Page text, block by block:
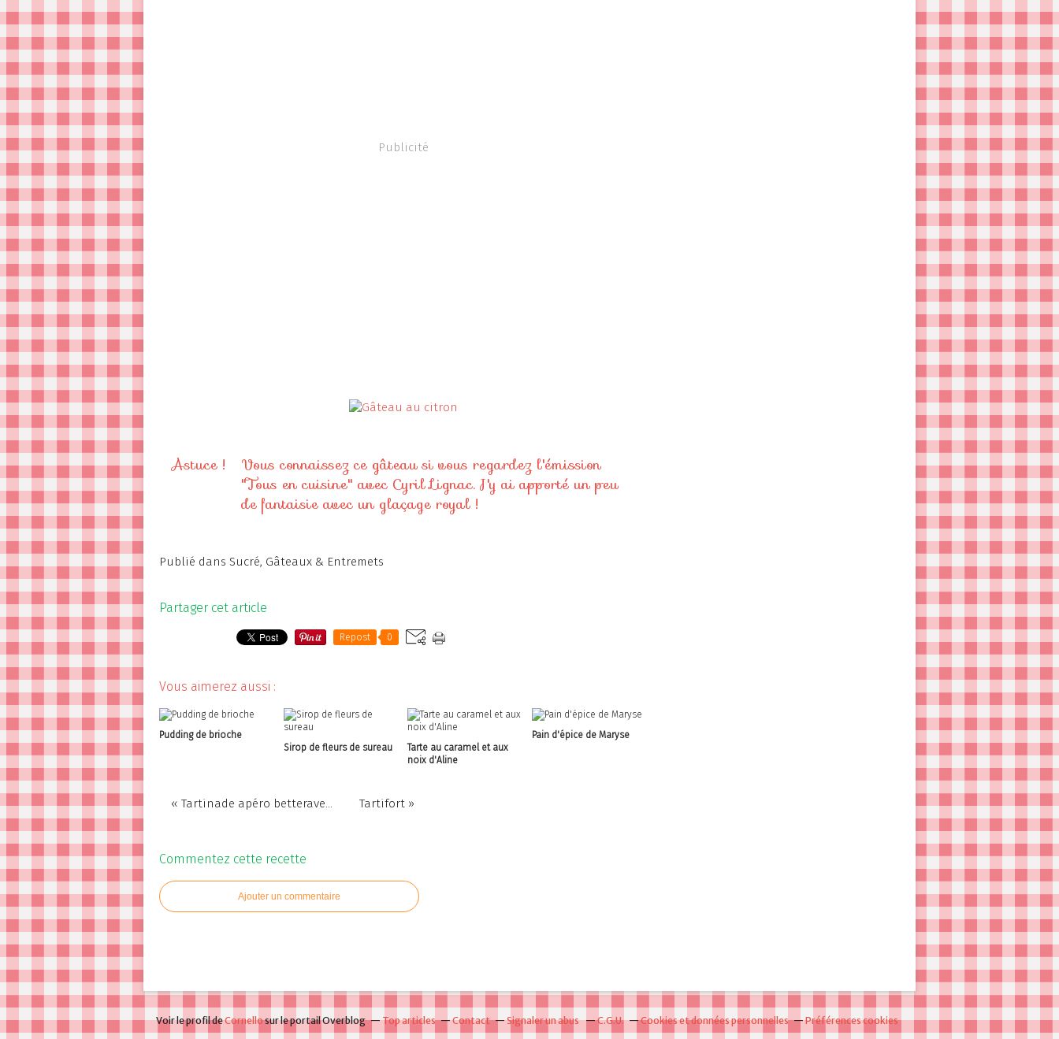
Publicité
Astuce !
Vous connaissez ce gâteau si vous regardez l'émission
"Tous en cuisine" avec Cyril Lignac. J'y ai apporté un peu
de fantaisie avec un glaçage royal !
Publié dans Sucré, Gâteaux & Entremets
Partager cet article
Repost 0
Vous aimerez aussi :
Pudding de brioche
Sirop de fleurs de sureau
Tarte au caramel et aux
noix d'Aline
Pain d'épice de Maryse
« Tartinade apéro betterave... Tartifort »
Commentez cette recette
Ajouter un commentaire
Voir le profil deCornellosur le portail Overblog Top articles Contact Signaler un abus C.G.U. Cookies et données personnelles Préférences cookies